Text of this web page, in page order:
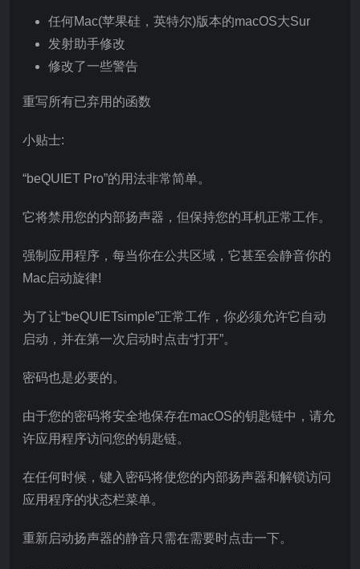
任何Mac(苹果硅，英特尔)版本的macOS大Sur
发射助手修改
修改了一些警告
重写所有已弃用的函数
小贴士:
“beQUIET Pro”的用法非常简单。
它将禁用您的内部扬声器，但保持您的耳机正常工作。
强制应用程序，每当你在公共区域，它甚至会静音你的
Mac启动旋律!
为了让“beQUIETsimple”正常工作，你必须允许它自动
启动，并在第一次启动时点击“打开”。
密码也是必要的。
由于您的密码将安全地保存在macOS的钥匙链中，请允
许应用程序访问您的钥匙链。
在任何时候，键入密码将使您的内部扬声器和解锁访问
应用程序的状态栏菜单。
重新启动扬声器的静音只需在需要时点击一下。